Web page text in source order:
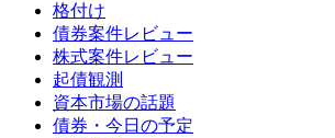
格付け
債券案件レビュー
株式案件レビュー
起債観測
資本市場の話題
債券・今日の予定